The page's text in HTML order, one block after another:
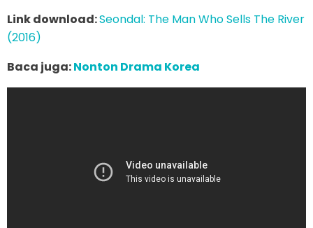
Link download:Seondal: The Man Who Sells The River
(2016)
Baca juga:Nonton Drama Korea